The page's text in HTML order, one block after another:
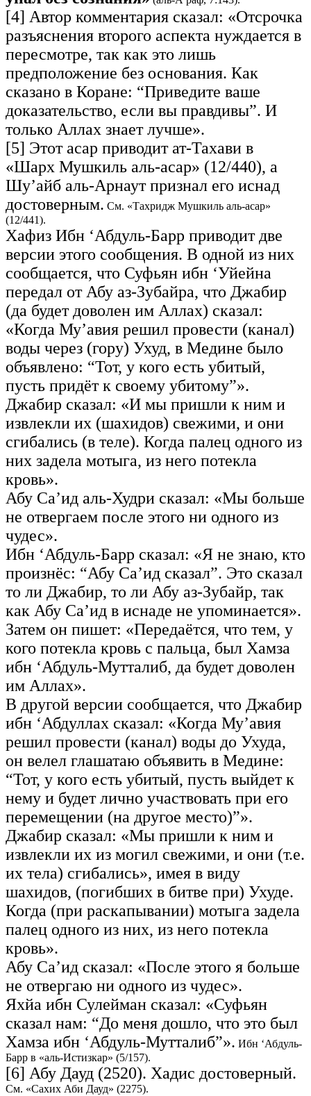
[4] Автор комментария сказал: «Отсрочка
разъяснения второго аспекта нуждается в
пересмотре, так как это лишь
предположение без основания. Как
сказано в Коране: “Приведите ваше
доказательство, если вы правдивы”. И
только Аллах знает лучше».
[5] Этот асар приводит ат-Тахави в
«Шарх Мушкиль аль-асар» (12/440), а
Шу’айб аль-Арнаут признал его иснад
достоверным. См. «Тахридж Мушкиль аль-асар»
(12/441).
Хафиз Ибн ‘Абдуль-Барр приводит две
версии этого сообщения. В одной из них
сообщается, что Суфьян ибн ‘Уйейна
передал от Абу аз-Зубайра, что Джабир
(да будет доволен им Аллах) сказал:
«Когда Му’авия решил провести (канал)
воды через (гору) Ухуд, в Медине было
объявлено: “Тот, у кого есть убитый,
пусть придёт к своему убитому”».
Джабир сказал: «И мы пришли к ним и
извлекли их (шахидов) свежими, и они
сгибались (в теле). Когда палец одного из
них задела мотыга, из него потекла
кровь».
Абу Са’ид аль-Худри сказал: «Мы больше
не отвергаем после этого ни одного из
чудес».
Ибн ‘Абдуль-Барр сказал: «Я не знаю, кто
произнёс: “Абу Са’ид сказал”. Это сказал
то ли Джабир, то ли Абу аз-Зубайр, так
как Абу Са’ид в иснаде не упоминается».
Затем он пишет: «Передаётся, что тем, у
кого потекла кровь с пальца, был Хамза
ибн ‘Абдуль-Мутталиб, да будет доволен
им Аллах».
В другой версии сообщается, что Джабир
ибн ‘Абдуллах сказал: «Когда Му’авия
решил провести (канал) воды до Ухуда,
он велел глашатаю объявить в Медине:
“Тот, у кого есть убитый, пусть выйдет к
нему и будет лично участвовать при его
перемещении (на другое место)”».
Джабир сказал: «Мы пришли к ним и
извлекли их из могил свежими, и они (т.е.
их тела) сгибались», имея в виду
шахидов, (погибших в битве при) Ухуде.
Когда (при раскапывании) мотыга задела
палец одного из них, из него потекла
кровь».
Абу Са’ид сказал: «После этого я больше
не отвергаю ни одного из чудес».
Яхйа ибн Сулейман сказал: «Суфьян
сказал нам: “До меня дошло, что это был
Хамза ибн ‘Абдуль-Мутталиб”». Ибн ‘Абдуль-
Барр в «аль-Истизкар» (5/157).
[6] Абу Дауд (2520). Хадис достоверный.
См. «Сахих Аби Дауд» (2275).